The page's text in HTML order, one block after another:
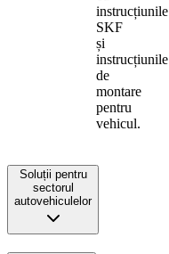
instrucțiunile
SKF
și
instrucțiunile
de
montare
pentru
vehicul.
Soluții pentru
sectorul
autovehiculelor